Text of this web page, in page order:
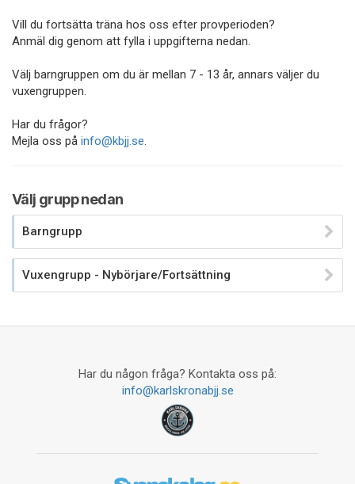
Vill du fortsätta träna hos oss efter provperioden?
Anmäl dig genom att fylla i uppgifterna nedan.
Välj barngruppen om du är mellan 7 - 13 år, annars väljer du
vuxengruppen.
Har du frågor?
Mejla oss på info@kbjj.se.
Välj grupp nedan
Barngrupp
Vuxengrupp - Nybörjare/Fortsättning
Har du någon fråga? Kontakta oss på:
info@karlskronabjj.se